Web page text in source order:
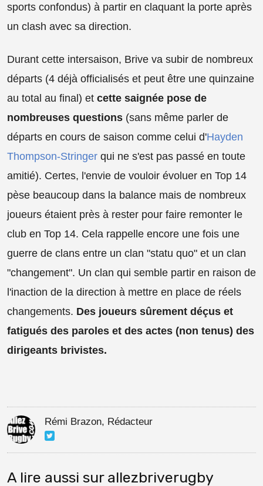
sports confondus) à partir en claquant la porte après
un clash avec sa direction.
Durant cette intersaison, Brive va subir de nombreux
départs (4 déjà officialisés et peut être une quinzaine
au total au final) et cette saignée pose de
nombreuses questions (sans même parler de
départs en cours de saison comme celui d'Hayden
Thompson-Stringer qui ne s'est pas passé en toute
amitié). Certes, l'envie de vouloir évoluer en Top 14
pèse beaucoup dans la balance mais de nombreux
joueurs étaient près à rester pour faire remonter le
club en Top 14. Cela rappelle encore une fois une
guerre de clans entre un clan "statu quo" et un clan
"changement". Un clan qui semble partir en raison de
l'inaction de la direction à mettre en place de réels
changements. Des joueurs sûrement déçus et
fatigués des paroles et des actes (non tenus) des
dirigeants brivistes.
Rémi Brazon, Rédacteur
A lire aussi sur allezbriverugby